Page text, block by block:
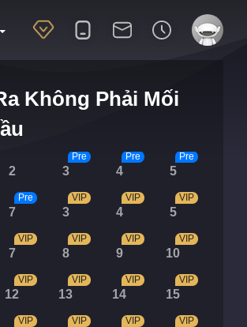
Không Phải Mối
2 3
Pre
4
Pre
5
Pre
7
Pre
3
VIP
4
VIP
5
VIP
7
VIP
8
VIP
9
VIP
10
VIP
12
VIP
13
VIP
14
VIP
15
VIP
VIP VIP VIP VIP